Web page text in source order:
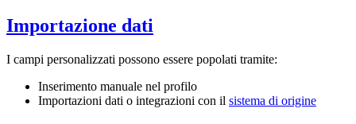
Importazione dati
I campi personalizzati possono essere popolati tramite:
Inserimento manuale nel profilo
Importazioni dati o integrazioni con il sistema di origine